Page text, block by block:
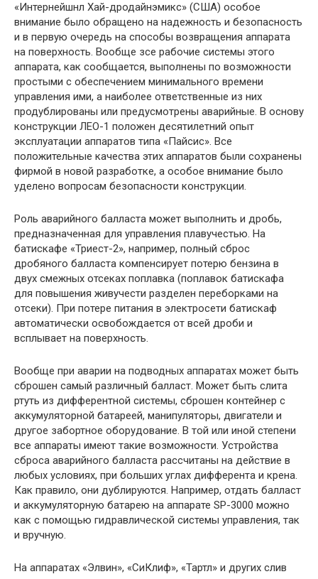
«Интернейшнл Хай-дродайнэмикс» (США) особое
внимание было обращено на надежность и безопасность
и в первую очередь на способы возвращения аппарата
на поверхность. Вообще зсе рабочие системы этого
аппарата, как сообщается, выполнены по возможности
простыми с обеспечением минимального времени
управления ими, а наиболее ответственные из них
продублированы или предусмотрены аварийные. В основу
конструкции ЛЕО-1 положен десятилетний опыт
эксплуатации аппаратов типа «Пайсис». Все
положительные качества этих аппаратов были сохранены
фирмой в новой разработке, а особое внимание было
уделено вопросам безопасности конструкции.
Роль аварийного балласта может выполнить и дробь,
предназначенная для управления плавучестью. На
батискафе «Триест-2», например, полный сброс
дробяного балласта компенсирует потерю бензина в
двух смежных отсеках поплавка (поплавок батискафа
для повышения живучести разделен переборками на
отсеки). При потере питания в электросети батискаф
автоматически освобождается от всей дроби и
всплывает на поверхность.
Вообще при аварии на подводных аппаратах может быть
сброшен самый различный балласт. Может быть слита
ртуть из дифферентной системы, сброшен контейнер с
аккумуляторной батареей, манипуляторы, двигатели и
другое забортное оборудование. В той или иной степени
все аппараты имеют такие возможности. Устройства
сброса аварийного балласта рассчитаны на действие в
любых условиях, при больших углах дифферента и крена.
Как правило, они дублируются. Например, отдать балласт
и аккумуляторную батарею на аппарате SP-3000 можно
как с помощью гидравлической системы управления, так
и вручную.
На аппаратах «Элвин», «СиКлиф», «Тартл» и других слив